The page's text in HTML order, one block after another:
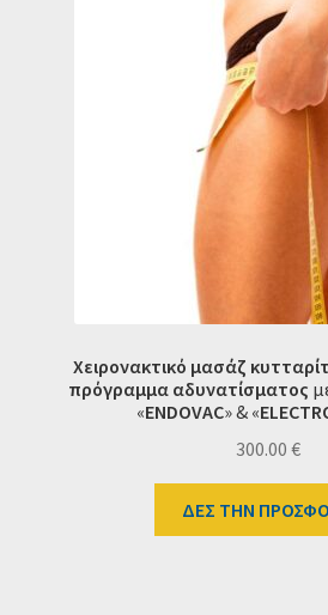
Χειρονακτικό μασάζ
πρόγραμμα αδυνατίσματος
«ENDOVAC» & «
300.00 €
ΔΕΣ ΤΗΝ